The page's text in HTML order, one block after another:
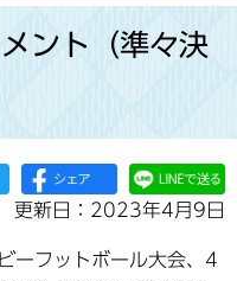
ント（準々決
更新日：2023年4月9日
ーフットボール大会、4